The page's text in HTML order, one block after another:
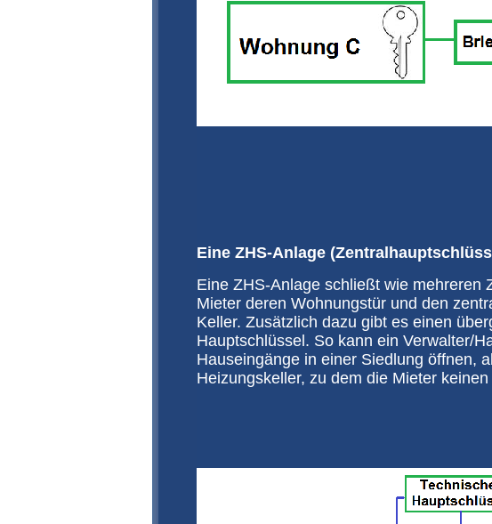
Eine ZHS-Anlage
Eine ZHS-Anlage schließt wie mehreren
Mieter deren Wohnungstür und den
Keller. Zusätzlich dazu gibt es einen
Hauptschlüssel. So kann ein Verwalter/
Hauseingänge in einer Siedlung öffnen,
Heizungskeller, zu dem die Mieter